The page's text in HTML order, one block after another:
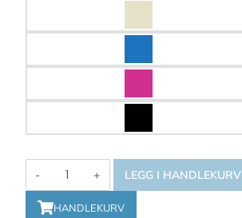
Key
Frosted
Magsafe
LEGG I HANDLEKURV
HANDLEKURV